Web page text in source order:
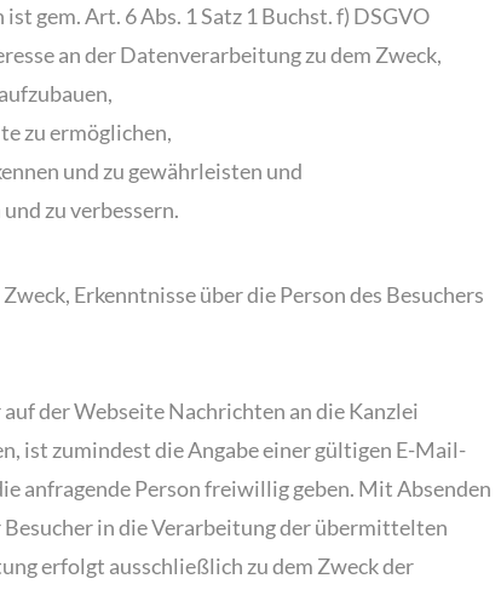
gem. Art. 6 Abs. 1 Satz 1 Buchst. f) DSGVO
an der Datenverarbeitung zu dem Zweck,
zu ermöglichen,
und zu gewährleisten und
zu verbessern.
Erkenntnisse über die Person des Besuchers
der Webseite Nachrichten an die Kanzlei
ist zumindest die Angabe einer gültigen E-Mail-
anfragende Person freiwillig geben. Mit Absenden
in die Verarbeitung der übermittelten
erfolgt ausschließlich zu dem Zweck der